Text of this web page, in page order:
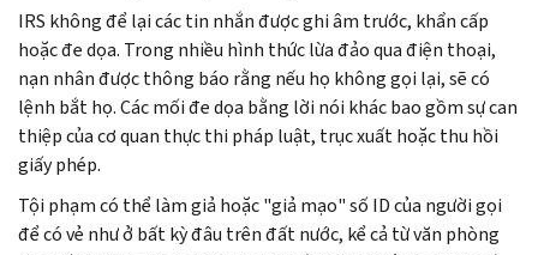
IRS không để lại các tin nhắn được ghi âm trước, khẩn cấp
hoặc đe dọa. Trong nhiều hình thức lừa đảo qua điện thoại,
nạn nhân được thông báo rằng nếu họ không gọi lại, sẽ có
lệnh bắt họ. Các mối đe dọa bằng lời nói khác bao gồm sự can
thiệp của cơ quan thực thi pháp luật, trục xuất hoặc thu hồi
giấy phép.
Tội phạm có thể làm giả hoặc "giả mạo" số ID của người gọi
để có vẻ như ở bất kỳ đâu trên đất nước, kể cả từ văn phòng